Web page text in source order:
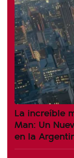
La increíble
Man: Un
en la